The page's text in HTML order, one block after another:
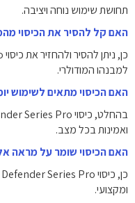
תחושת שימוש נוחה ויציבה.
האם קל להסיר את הכיסוי
למבנהו המודולרי.
האם הכיסוי מתאים לשימוש
ואמינות בכל מצב.
האם הכיסוי שומר על מראה
ומקצועי.